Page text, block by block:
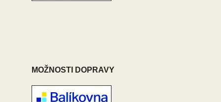
MOŽNOSTI DOPRAVY